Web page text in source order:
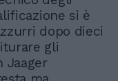
si è
dopo dieci
gli
Jaager